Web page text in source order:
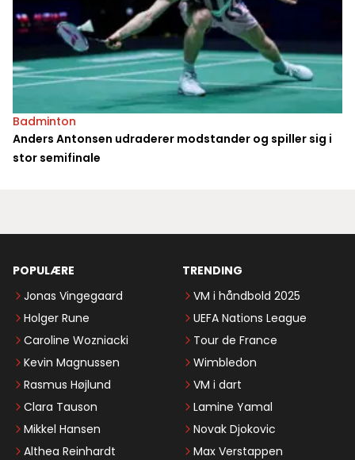
Badminton
Anders Antonsen udraderer modstander og spiller sig i
stor semifinale
POPULÆRE
Jonas Vingegaard
Holger Rune
Caroline Wozniacki
Kevin Magnussen
Rasmus Højlund
Clara Tauson
Mikkel Hansen
Althea Reinhardt
TRENDING
VM i håndbold 2025
UEFA Nations League
Tour de France
Wimbledon
VM i dart
Lamine Yamal
Novak Djokovic
Max Verstappen